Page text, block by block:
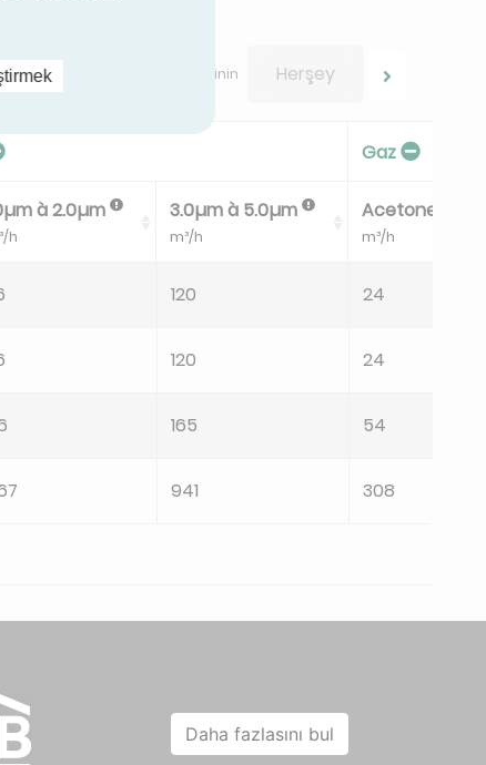
Sonuçlarınız arasında gezinin
Herşey
Gaz
à 2.0µm
h
3.0µm à 5.0µm
m³/h
Acetone
m³/h
120 24
120 24
165 54
941 308
Daha fazlasını bul